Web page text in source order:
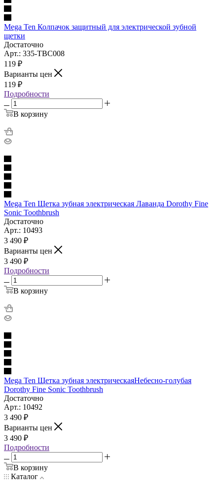
Mega Ten Колпачок защитный для электрической зубной
щетки
Достаточно
Арт.: 335-ТВС008
119 ₽
Варианты цен
119 ₽
Подробности
В корзину
Mega Ten Щетка зубная электрическая Лаванда Dorothy Fine
Sonic Toothbrush
Достаточно
Арт.: 10493
3 490 ₽
Варианты цен
3 490 ₽
Подробности
В корзину
Mega Ten Щетка зубная электрическаяНебесно-голубая
Dorothy Fine Sonic Toothbrush
Достаточно
Арт.: 10492
3 490 ₽
Варианты цен
3 490 ₽
Подробности
В корзину
Каталог